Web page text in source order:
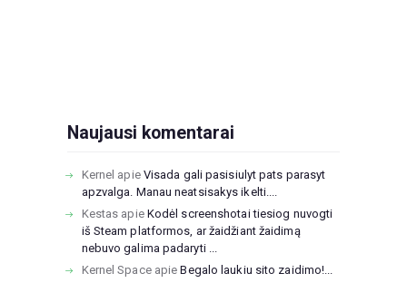
Naujausi komentarai
Kernel apie Visada gali pasisiulyt pats parasyt
apzvalga. Manau neatsisakys ikelti....
Kestas apie Kodėl screenshotai tiesiog nuvogti
iš Steam platformos, ar žaidžiant žaidimą
nebuvo galima padaryti ...
Kernel SpaceapieBegalo laukiu sito zaidimo!...